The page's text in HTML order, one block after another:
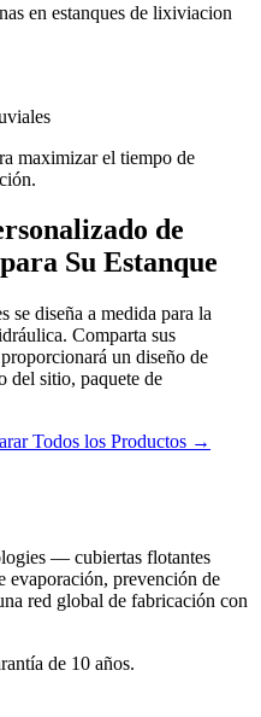
en estanques de lixiviacion
maximizar el tiempo de
de
Su Estanque
se diseña a medida para la
Comparta sus
un diseño de
del sitio, paquete de
Todos los Productos →
— cubiertas flotantes
evaporación, prevención de
red global de fabricación con
de 10 años.